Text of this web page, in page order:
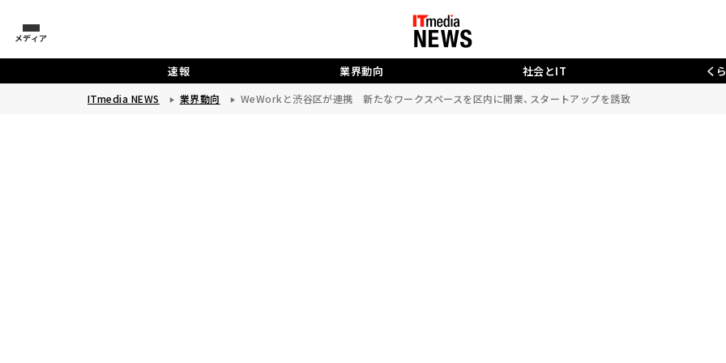
メディア
速報 業界動向 社会とIT く
ITmedia NEWS 業界動向 WeWorkと渋谷区が連携 新たなワークスペースを区内に開業、スタートアップを誘致